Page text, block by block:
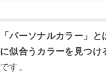
「パーソナルカラー」と
に似合うカラーを見つけ
です。